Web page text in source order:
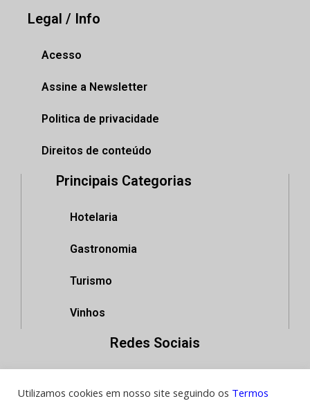
Legal / Info
Acesso
Assine a Newsletter
Politica de privacidade
Direitos de conteúdo
Principais Categorias
Hotelaria
Gastronomia
Turismo
Vinhos
Redes Sociais
Utilizamos cookies em nosso site seguindo os Termos